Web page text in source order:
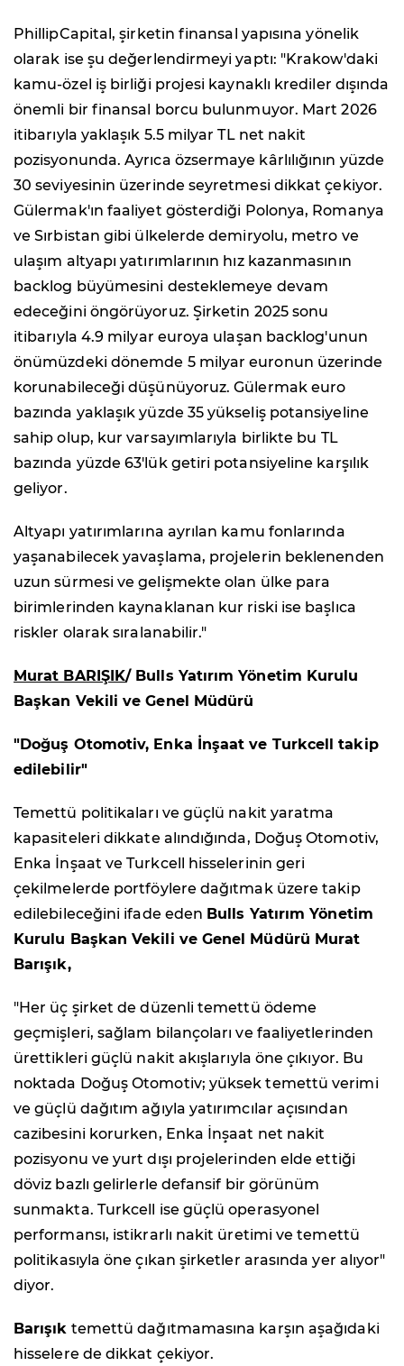
PhillipCapital, şirketin finansal yapısına yönelik
olarak ise şu değerlendirmeyi yaptı: "Krakow'daki
kamu-özel iş birliği projesi kaynaklı krediler dışında
önemli bir finansal borcu bulunmuyor. Mart 2026
itibarıyla yaklaşık 5.5 milyar TL net nakit
pozisyonunda. Ayrıca özsermaye kârlılığının yüzde
30 seviyesinin üzerinde seyretmesi dikkat çekiyor.
Gülermak'ın faaliyet gösterdiği Polonya, Romanya
ve Sırbistan gibi ülkelerde demiryolu, metro ve
ulaşım altyapı yatırımlarının hız kazanmasının
backlog büyümesini desteklemeye devam
edeceğini öngörüyoruz. Şirketin 2025 sonu
itibarıyla 4.9 milyar euroya ulaşan backlog'unun
önümüzdeki dönemde 5 milyar euronun üzerinde
korunabileceği düşünüyoruz. Gülermak euro
bazında yaklaşık yüzde 35 yükseliş potansiyeline
sahip olup, kur varsayımlarıyla birlikte bu TL
bazında yüzde 63'lük getiri potansiyeline karşılık
geliyor.
Altyapı yatırımlarına ayrılan kamu fonlarında
yaşanabilecek yavaşlama, projelerin beklenenden
uzun sürmesi ve gelişmekte olan ülke para
birimlerinden kaynaklanan kur riski ise başlıca
riskler olarak sıralanabilir."
Murat BARIŞIK/ Bulls Yatırım Yönetim Kurulu
Başkan Vekili ve Genel Müdürü
"Doğuş Otomotiv, Enka İnşaat ve Turkcell takip
edilebilir"
Temettü politikaları ve güçlü nakit yaratma
kapasiteleri dikkate alındığında, Doğuş Otomotiv,
Enka İnşaat ve Turkcell hisselerinin geri
çekilmelerde portföylere dağıtmak üzere takip
edilebileceğini ifade eden Bulls Yatırım Yönetim
Kurulu Başkan Vekili ve Genel Müdürü Murat
Barışık,
"Her üç şirket de düzenli temettü ödeme
geçmişleri, sağlam bilançoları ve faaliyetlerinden
ürettikleri güçlü nakit akışlarıyla öne çıkıyor. Bu
noktada Doğuş Otomotiv; yüksek temettü verimi
ve güçlü dağıtım ağıyla yatırımcılar açısından
cazibesini korurken, Enka İnşaat net nakit
pozisyonu ve yurt dışı projelerinden elde ettiği
döviz bazlı gelirlerle defansif bir görünüm
sunmakta. Turkcell ise güçlü operasyonel
performansı, istikrarlı nakit üretimi ve temettü
politikasıyla öne çıkan şirketler arasında yer alıyor"
diyor.
Barışık temettü dağıtmamasına karşın aşağıdaki
hisselere de dikkat çekiyor.